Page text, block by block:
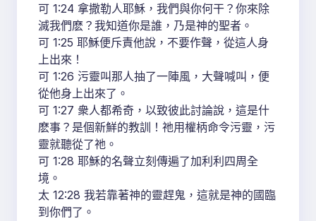
可 1:24 拿撒勒人耶穌，我們與你何干？你來除
滅我們麽？我知道你是誰，乃是神的聖者。
可 1:25 耶穌便斥責他說，不要作聲，從這人身
上出來！
可 1:26 污靈叫那人抽了一陣風，大聲喊叫，便
從他身上出來了。
可 1:27 衆人都希奇，以致彼此討論說，這是什
麽事？是個新鮮的教訓！祂用權柄命令污靈，污
靈就聽從了祂。
可 1:28 耶穌的名聲立刻傳遍了加利利四周全
境。
太 12:28 我若靠著神的靈趕鬼，這就是神的國臨
到你們了。